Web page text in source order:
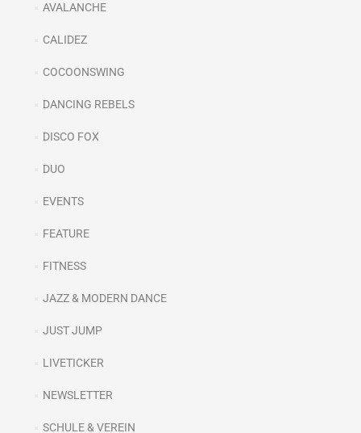
AVALANCHE
CALIDEZ
COCOONSWING
DANCING REBELS
DISCO FOX
DUO
EVENTS
FEATURE
FITNESS
JAZZ & MODERN DANCE
JUST JUMP
LIVETICKER
NEWSLETTER
SCHULE & VEREIN